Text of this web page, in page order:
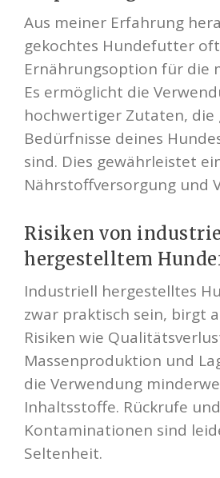
Aus meiner Erfahrung
gekochtes Hundefutter
Ernährungsoption für die
Es ermöglicht die
hochwertiger Zutaten, die
Bedürfnisse deines
sind. Dies gewährleistet
Nährstoffversorgung und
Risiken von
hergestelltem
Industriell hergestelltes
zwar praktisch sein, birgt
Risiken wie
Massenproduktion und
die Verwendung
Inhaltsstoffe. Rückrufe und
Kontaminationen sind
Seltenheit.